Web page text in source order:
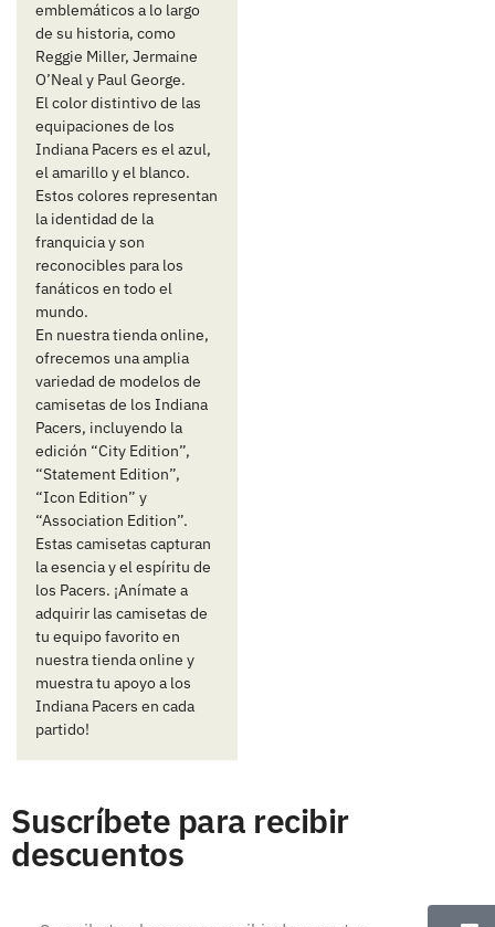
emblemáticos a lo largo
de su historia, como
Reggie Miller, Jermaine
O’Neal y Paul George.
El color distintivo de las
equipaciones de los
Indiana Pacers es el azul,
el amarillo y el blanco.
Estos colores representan
la identidad de la
franquicia y son
reconocibles para los
fanáticos en todo el
mundo.
En nuestra tienda online,
ofrecemos una amplia
variedad de modelos de
camisetas de los Indiana
Pacers, incluyendo la
edición “City Edition”,
“Statement Edition”,
“Icon Edition” y
“Association Edition”.
Estas camisetas capturan
la esencia y el espíritu de
los Pacers. ¡Anímate a
adquirir las camisetas de
tu equipo favorito en
nuestra tienda online y
muestra tu apoyo a los
Indiana Pacers en cada
partido!
Suscríbete para recibir
descuentos